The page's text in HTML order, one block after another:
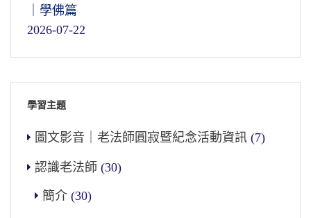
｜學佛篇
2026-07-22
學習主題
圖文影音｜老法師圓寂暨紀念活動資訊 (7)
認識老法師 (30)
簡介 (30)